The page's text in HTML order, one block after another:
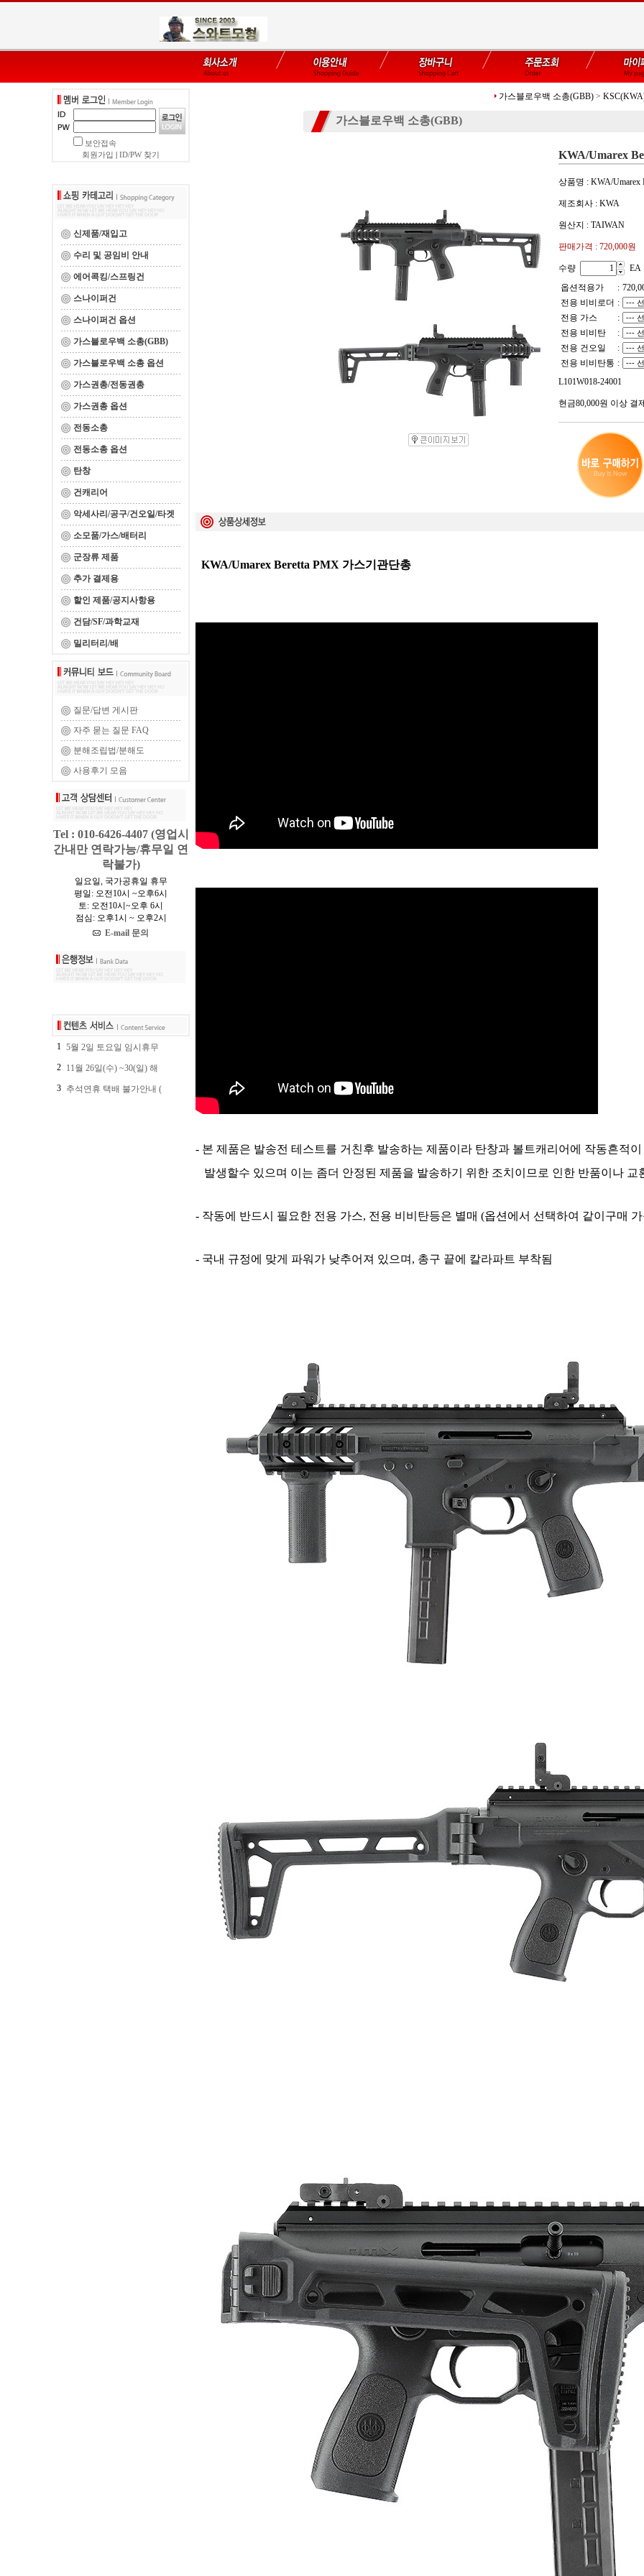
보안접속
회원가입
ID/PW 찾기
신제품/재입고
수리 및 공임비 안내
에어콕킹/스프링건
스나이퍼건
스나이퍼건 옵션
가스블로우백 소총(GBB)
가스블로우백 소총 옵션
가스권총/전동권총
가스권총 옵션
전동소총
전동소총 옵션
탄창
건캐리어
악세사리/공구/건오일/타겟
소모품/가스/배터리
군장류 제품
추가 결제용
할인 제품/공지사항용
건담/SF/과학교재
밀리터리/배
질문/답변 게시판
자주 묻는 질문 FAQ
분해조립법/분해도
사용후기 모음
Tel : 010-6426-4407 (영업시
간내만 연락가능/휴무일 연
락불가)
일요일, 국가공휴일 휴무
평일: 오전10시 ~오후6시
토: 오전10시~오후 6시
점심: 오후1시 ~ 오후2시
E-mail 문의
1 5월 2일 토요일 임시휴무
2 11월 26일(수) ~30(일) 해
3 추석연휴 택배 불가안내 (
가스블로우백 소총(GBB) >
가스블로우백 소총(GBB)
KWA/Umarex
상품명 : KWA/Umarex
제조회사 : KWA
원산지 : TAIWAN
판매가격 : 720,000원
수량
EA
옵션적용가
:
전용 비비로더 :
전용 가스
:
전용 비비탄
:
전용 건오일
:
전용 비비탄통 :
L101W018-24001
현금80,000원 이상 결
KWA/Umarex Beretta PMX 가스기관단총
- 본 제품은 발송전 테스트를 거친후 발송하는 제품이라 탄창과 볼트캐리어에 작동흔적이
발생할수 있으며 이는 좀더 안정된 제품을 발송하기 위한 조치이므로 인한 반품이나 교
- 작동에 반드시 필요한 전용 가스, 전용 비비탄등은 별매 (옵션에서 선택하여 같이구매
- 국내 규정에 맞게 파워가 낮추어져 있으며, 총구 끝에 칼라파트 부착됨